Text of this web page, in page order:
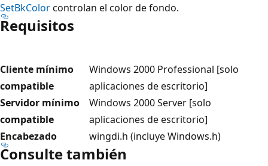
SetBkColorcontrolan el color de fondo.
Requisitos
Cliente mínimo
compatible
Windows 2000 Professional [solo
aplicaciones de escritorio]
Servidor mínimo
compatible
Windows 2000 Server [solo
aplicaciones de escritorio]
Encabezado
wingdi.h (incluye Windows.h)
Consulte también